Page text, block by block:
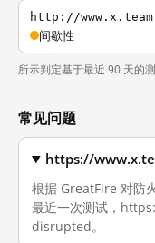
http://www.x.team
间歇性
所示判定基于最近 90 天的
常见问题
https://
根据 GreatFire 对防
最近一次测试，
disrupted。